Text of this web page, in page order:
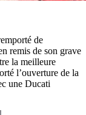
de
remis de son grave
la meilleure
l’ouverture de la
une Ducati